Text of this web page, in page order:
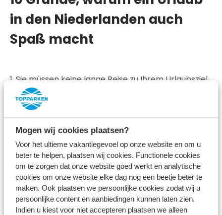
Mogen wij cookies plaatsen?
Voor het ultieme vakantiegevoel op onze website en om u
beter te helpen, plaatsen wij cookies. Functionele cookies
om te zorgen dat onze website goed werkt en analytische
cookies om onze website elke dag nog een beetje beter te
maken. Ook plaatsen we persoonlijke cookies zodat wij u
persoonlijke content en aanbiedingen kunnen laten zien.
Indien u kiest voor niet accepteren plaatsen we alleen
in den Niederlanden auch
Spaß macht
1. Sie müssen keine lange Reise zu Ihrem Urlaubsziel
machen.
2. Die Niederlande haben unzählige schöne Orte
und bieten für jeden etwas: Wälder, Gewässer,
Strände, Dünen und Hügel
3. In den Niederlanden kann man wunderbar
wandern und Rad fahren.
4. In den Niederlanden gibt es eine große Auswahl